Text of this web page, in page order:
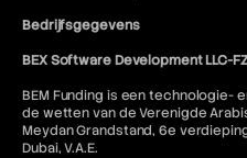
Bedrijfsgegevens
BEX Software Development LLC-
BEM Funding is een technologie-
de wetten van de Verenigde
Meydan Grandstand, 6e
Dubai, V.A.E.